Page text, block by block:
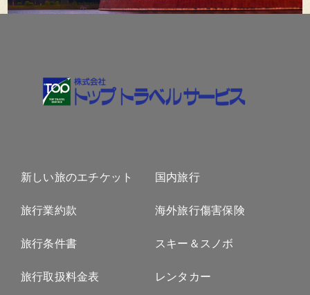
新しい旅のエチケット
旅行業約款
旅行条件書
旅行取扱料金表
国内旅行
海外旅行傷害保険
スキー＆スノボ
レンタカー